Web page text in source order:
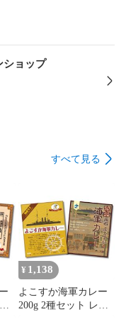
ショップ
すべて見る
¥ 1,138
よこすか海軍カレー
200g 2種セット レト